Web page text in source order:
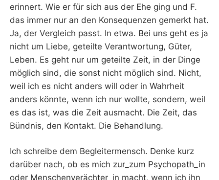
erinnert. Wie er für sich aus der Ehe ging und F.
das immer nur an den Konsequenzen gemerkt hat.
Ja, der Vergleich passt. In etwa. Bei uns geht es ja
nicht um Liebe, geteilte Verantwortung, Güter,
Leben. Es geht nur um geteilte Zeit, in der Dinge
möglich sind, die sonst nicht möglich sind. Nicht,
weil ich es nicht anders will oder in Wahrheit
anders könnte, wenn ich nur wollte, sondern, weil
es das ist, was die Zeit ausmacht. Die Zeit, das
Bündnis, den Kontakt. Die Behandlung.
Ich schreibe dem Begleitermensch. Denke kurz
darüber nach, ob es mich zur_zum Psychopath_in
oder Menschenverächter_in macht, wenn ich ihn